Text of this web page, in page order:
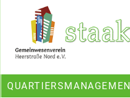
Ein Projekt des